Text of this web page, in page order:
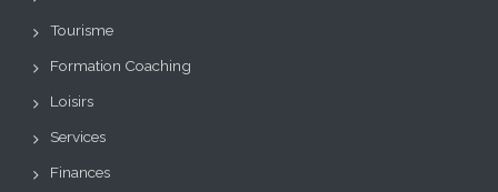
Tourisme
Formation Coaching
Loisirs
Services
Finances